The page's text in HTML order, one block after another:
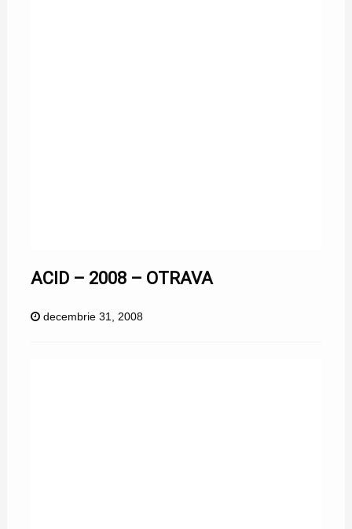
ACID – 2008 – OTRAVA
decembrie 31, 2008